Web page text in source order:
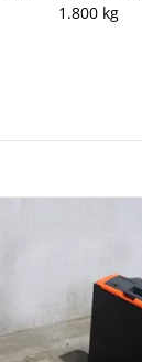
1.800 kg